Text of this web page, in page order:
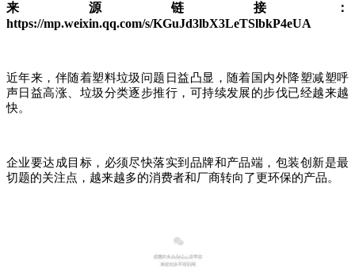
来源链接：
https://mp.weixin.qq.com/s/KGuJd3lbX3LeTSlbkP4eUA
近年来，伴随着塑料垃圾问题日益凸显，随着国内外降塑减塑呼
声日益高涨、垃圾分类逐步推行，可持续发展的步伐已经越来越
快。
企业要达成目标，必须尽快落实到品牌和产品端，包装创新是最
切题的关注点，越来越多的消费者和厂商转向了更环保的产品。
纸瓶